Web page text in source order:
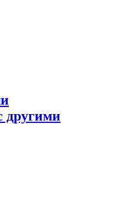
другими